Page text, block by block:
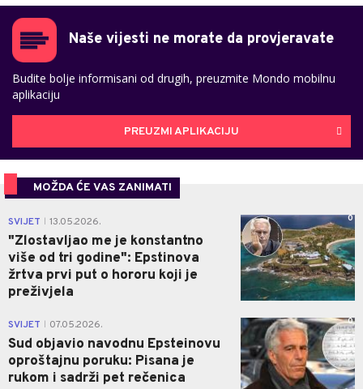
Naše vijesti ne morate da provjeravate
Budite bolje informisani od drugih, preuzmite Mondo mobilnu
aplikaciju
PREUZMI APLIKACIJU
MOŽDA ĆE VAS ZANIMATI
SVIJET 13.05.2026.
"Zlostavljao me je konstantno
više od tri godine": Epstinova
žrtva prvi put o hororu koji je
preživjela
0
SVIJET 07.05.2026.
Sud objavio navodnu Epsteinovu
oproštajnu poruku: Pisana je
rukom i sadrži pet rečenica
0